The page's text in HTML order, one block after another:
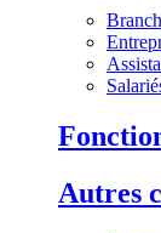
Autres